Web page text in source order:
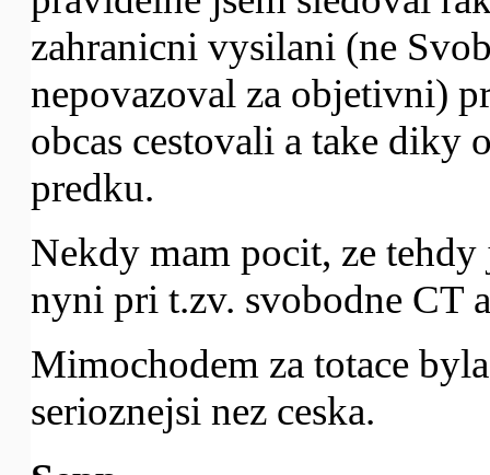
zahranicni vysilani (ne
nepovazoval za objetivni)
obcas cestovali a take
predku.
Nekdy mam pocit, ze
nyni pri t.zv. svobodne CT
Mimochodem za totace
serioznejsi nez ceska.